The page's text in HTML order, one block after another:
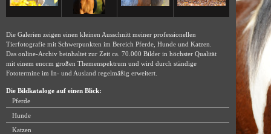
Die Galerien zeigen einen kleinen Ausschnitt meiner professionellen
Tierfotografie mit Schwerpunkten im Bereich Pferde, Hunde und Katzen.
Das online-Archiv beinhaltet zur Zeit ca. 70.000 Bilder in höchster Qualität
mit einem enorm großen Themenspektrum und wird durch ständige
Fototermine im In- und Ausland regelmäßig erweitert.
Die Bildkataloge auf einen Blick:
Pferde
Hunde
Katzen